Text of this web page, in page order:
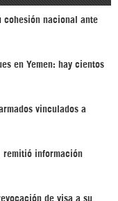
cohesión nacional ante
en Yemen: hay cientos
vinculados a
remitió información
de visa a su